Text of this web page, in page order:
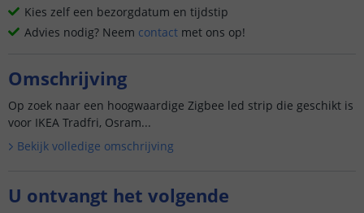
Kies zelf een bezorgdatum en tijdstip
Advies nodig? Neem contact met ons op!
Omschrijving
Op zoek naar een hoogwaardige Zigbee led strip die geschikt is
voor IKEA Tradfri, Osram...
Bekijk volledige omschrijving
U ontvangt het volgende